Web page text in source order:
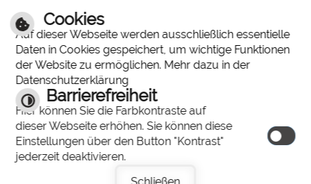
PROSPEKTWÜNSCHE?
Wir senden Ihnen
gerne unsere
Unterlagen zu.
Cookies
Auf dieser Webseite werden ausschließlich essentielle
Daten in Cookies gespeichert, um wichtige Funktionen
der Website zu ermöglichen. Mehr dazu in der
Datenschutzerklärung
Barrierefreiheit
Hier können Sie die Farbkontraste auf
dieser Webseite erhöhen. Sie können diese
Einstellungen über den Button "Kontrast"
jederzeit deaktivieren.